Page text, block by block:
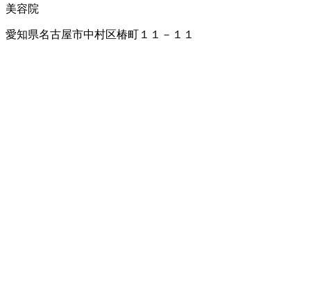
美容院
愛知県名古屋市中村区椿町１１－１１